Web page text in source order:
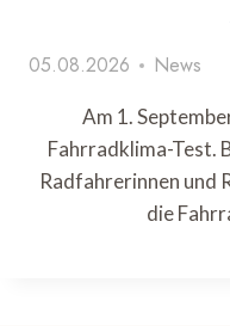
05.08.2026 News
Am 1.
Fahrradklima-Test.
Radfahrerinnen und
die